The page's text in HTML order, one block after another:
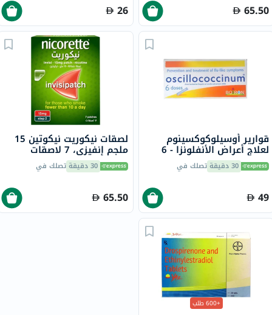
65.50
26
قوارير أوسيلوكوكسينوم
لعلاج أعراض الأنفلونزا - 6
قوارير 30 دقيقة تصلك في
49
لصقات نيكوريت نيكوتين 15
ملجم إنفيزي، 7 لاصقات
30 دقيقة تصلك في
65.50
+600 طلب